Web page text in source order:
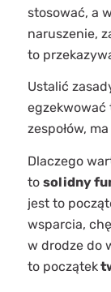
stosować, a
naruszenie,
to
Ustalić
egzekwować
zespołów,
Dlaczego
to solidny
jest to
wsparcia,
w drodze do
to początek